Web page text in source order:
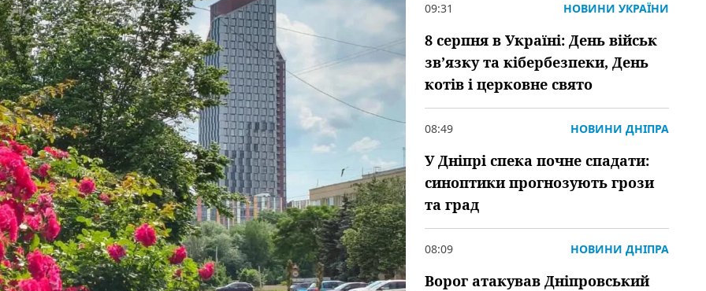
09:31 НОВИНИ УКРАЇНИ
8 серпня в Україні: День військ
зв’язку та кібербезпеки, День
котів і церковне свято
08:49 НОВИНИ ДНІПРА
У Дніпрі спека почне спадати:
синоптики прогнозують грози
та град
08:09 НОВИНИ ДНІПРА
Ворог атакував Дніпровський